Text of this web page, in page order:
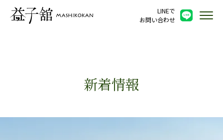
LINEで
お問い合わせ
新着情報